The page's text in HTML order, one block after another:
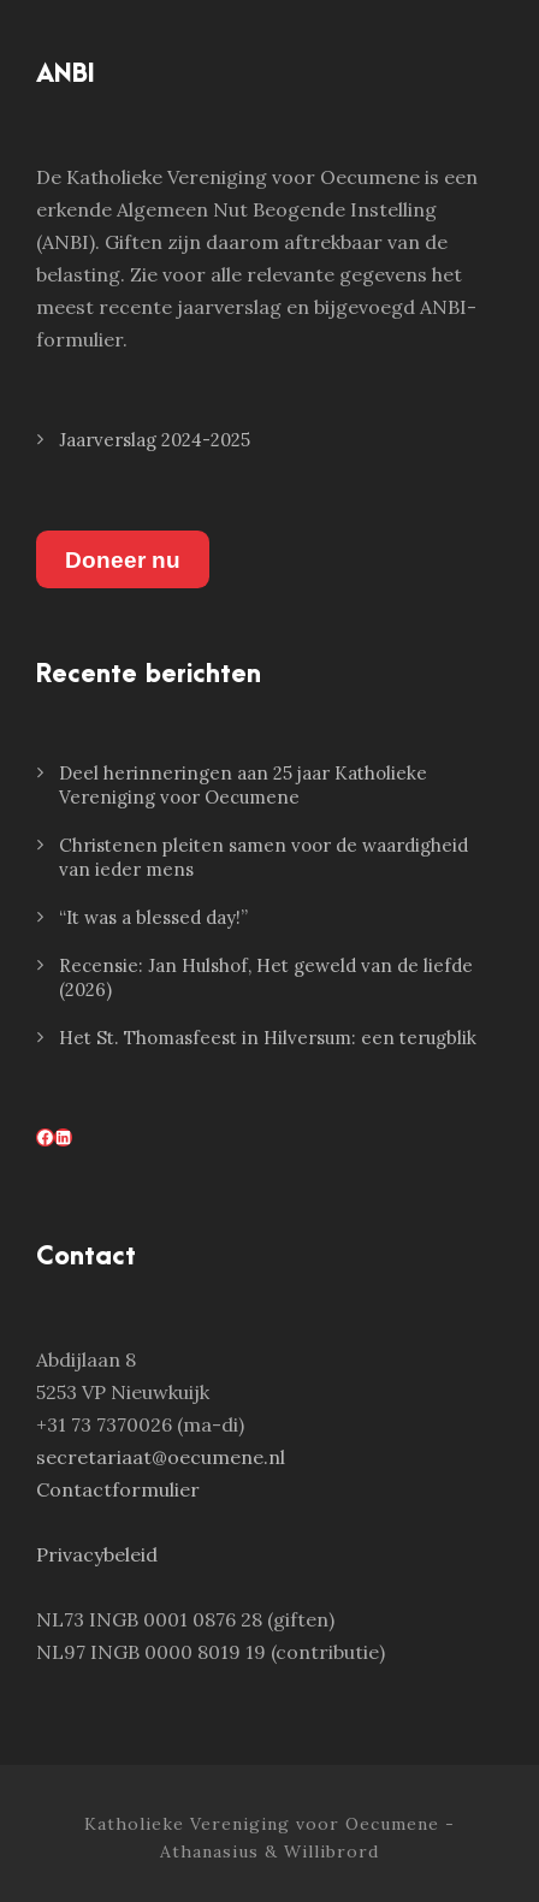
ANBI
De Katholieke Vereniging voor Oecumene is een
erkende Algemeen Nut Beogende Instelling
(ANBI). Giften zijn daarom aftrekbaar van de
belasting. Zie voor alle relevante gegevens het
meest recente jaarverslag en bijgevoegd ANBI-
formulier.
Jaarverslag 2024-2025
Doneer nu
Recente berichten
Deel herinneringen aan 25 jaar Katholieke
Vereniging voor Oecumene
Christenen pleiten samen voor de waardigheid
van ieder mens
“It was a blessed day!”
Recensie: Jan Hulshof, Het geweld van de liefde
(2026)
Het St. Thomasfeest in Hilversum: een terugblik
Facebook LinkedIn
Contact
Abdijlaan 8
5253 VP Nieuwkuijk
+31 73 7370026 (ma-di)
secretariaat@oecumene.nl
Contactformulier
Privacybeleid
NL73 INGB 0001 0876 28 (giften)
NL97 INGB 0000 8019 19 (contributie)
Katholieke Vereniging voor Oecumene -
Athanasius & Willibrord